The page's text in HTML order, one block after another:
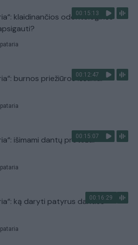
00:15:13
klaidinančios odontologinės
00:12:47
burnos priežiūros iššūkiai
00:15:07
išimami dantų protezai –
00:16:29
ką daryti patyrus danties